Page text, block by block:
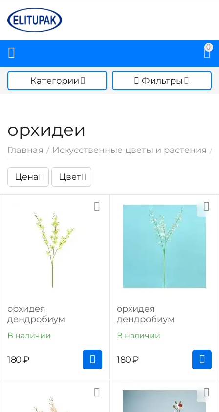
0
Категории Фильтры
орхидеи
Главная / Искусственные цветы и растения /
Цена Цвет
орхидея
дендробиум
В наличии
180₽
орхидея
дендробиум
В наличии
180₽